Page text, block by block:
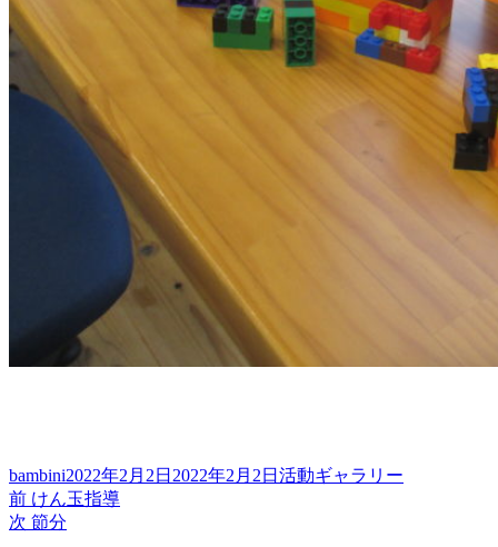
投
稿
者
bambini投
稿
日:
2022年2月2日 2022年2月2日 カ
活動ギャラリー
投
稿
前 前
の
けん玉指導
次 次
節分